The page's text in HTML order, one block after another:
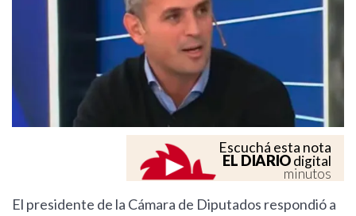
Escuchá esta nota
EL DIARIOdigital
minutos
El presidente de la Cámara de Diputados respondió a